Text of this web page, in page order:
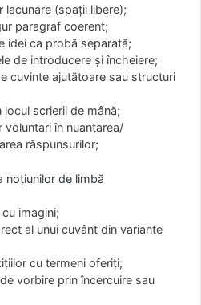
lacunare (spații libere);
paragraf coerent;
idei ca probă separată;
de introducere și încheiere;
cuvinte ajutătoare sau structuri
scrierii de mână;
voluntari în nuanțarea/
răspunsurilor;
noțiunilor de limbă
imagini;
al unui cuvânt din variante
cu termeni oferiți;
vorbire prin încercuire sau